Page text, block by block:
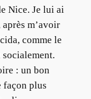
Nice. Je lui ai
m’avoir
comme le
: un bon
façon plus